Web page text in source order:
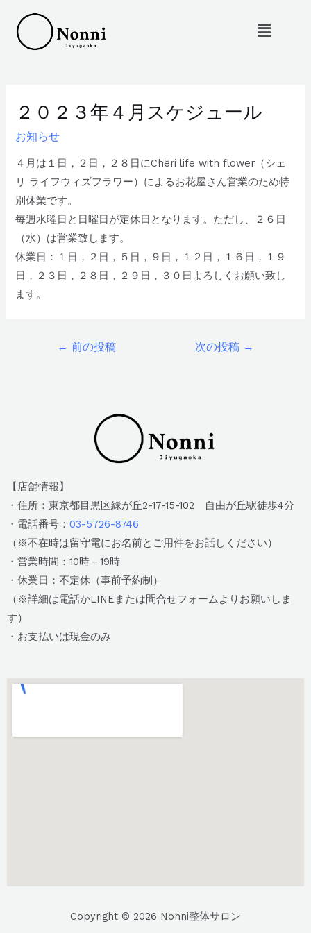
２０２３年４月スケジュール
お知らせ
４月は１日，２日，２８日にChēri life with flower（シェ
リ ライフウィズフラワー）によるお花屋さん営業のため特
別休業です。
毎週水曜日と日曜日が定休日となります。ただし、２６日
（水）は営業致します。
休業日：１日，２日，５日，９日，１２日，１６日，１９
日，２３日，２８日，２９日，３０日よろしくお願い致し
ます。
← 前の投稿 次の投稿 →
【店舗情報】
・住所：東京都目黒区緑が丘2-17-15-102 自由が丘駅徒歩4分
・電話番号： 03-5726-8746
（※不在時は留守電にお名前とご用件をお話しください）
・営業時間：10時－19時
・休業日：不定休（事前予約制）
（※詳細は電話かLINEまたは問合せフォームよりお願いしま
す）
・お支払いは現金のみ
Copyright © 2026 Nonni整体サロン